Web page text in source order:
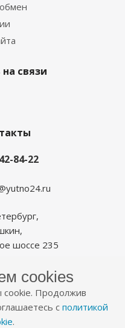
связи
84-22
шоссе 235
cookies
Продолжив
с политикой
.